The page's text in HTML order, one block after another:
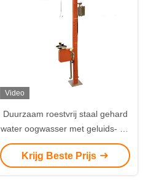
Video
Duurzaam roestvrij staal gehard
water oogwasser met geluids- en
lichtwaarschuwing
Krijg Beste Prijs